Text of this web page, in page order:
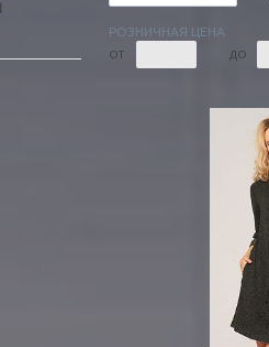
РОЗНИЧНАЯ ЦЕНА
ОТ ДО